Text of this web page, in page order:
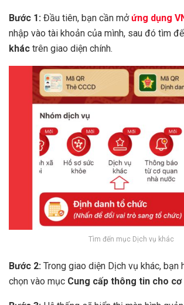
Bước 1: Đầu tiên, bạn cần mởứng dụng
nhập vào tài khoản của mình, sau đó tìm
khác trên giao diện chính.
Tìm đến mục Dịch vụ khác
Bước 2: Trong giao diện Dịch vụ khác, bạn
chọn vào mục Cung cấp thông tin cho cơ